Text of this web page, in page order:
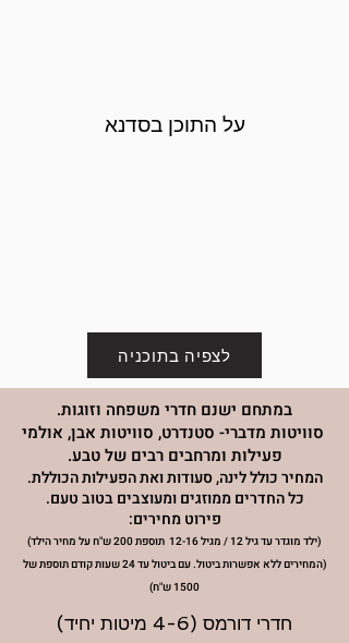
על התוכן בסדנא
לצפיה בתוכניה
במתחם ישנם חדרי משפחה וזוגות.
סוויטות מדברי- סטנדרט, סוויטות אבן, אולמי
פעילות ומרחבים רבים של טבע.
המחיר כולל לינה, סעודות ואת הפעילות הכוללת.
כל החדרים ממוזגים ומעוצבים בטוב טעם.
פירוט מחירים:
(ילד מוגדר עד גיל 12 / מגיל 12-1 6 תוספת 200 ש"ח על מחיר הילד)
(המחירים ללא אפשרות ביטול. עם ביטול עד 24 שעות קודם תוספת של
1500 ש"ח)
חדרי דורמס (4-6 מיטות יחיד)